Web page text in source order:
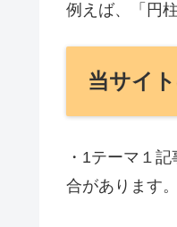
例えば、「円
当サイ
・1テーマ１
合があります。